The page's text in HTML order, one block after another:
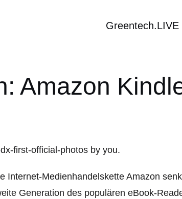
Amazon
Internet-Medienhandelskette Amazon
Generation des populären eBook-